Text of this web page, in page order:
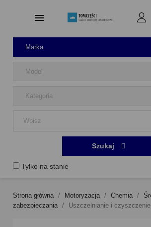
Tylko na stanie
Szukaj
Strona główna Motoryzacja Chemia
zabezpieczania
Uszczelnianie i czyszczenie